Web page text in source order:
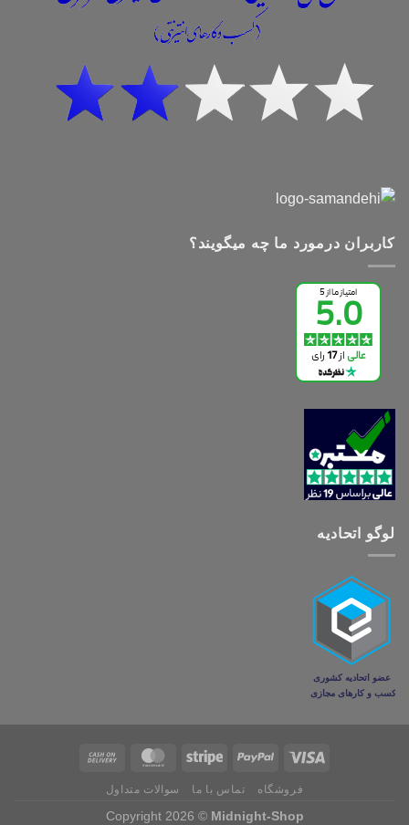
کاربران درمورد ما چه میگویند؟
لوگو اتحادیه
فروشگاه تماس با ما سوالات متداول
Copyright 2026 © Midnight-Shop